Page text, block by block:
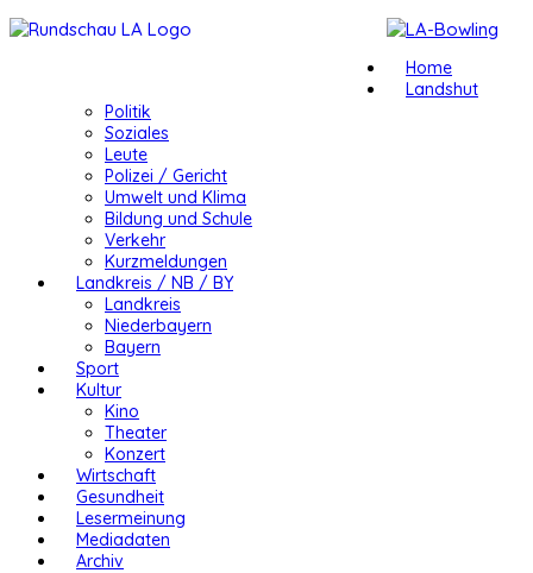
Home
Landshut
Politik
Soziales
Leute
Polizei / Gericht
Umwelt und Klima
Bildung und Schule
Verkehr
Kurzmeldungen
Landkreis / NB / BY
Landkreis
Niederbayern
Bayern
Sport
Kultur
Kino
Theater
Konzert
Wirtschaft
Gesundheit
Lesermeinung
Mediadaten
Archiv